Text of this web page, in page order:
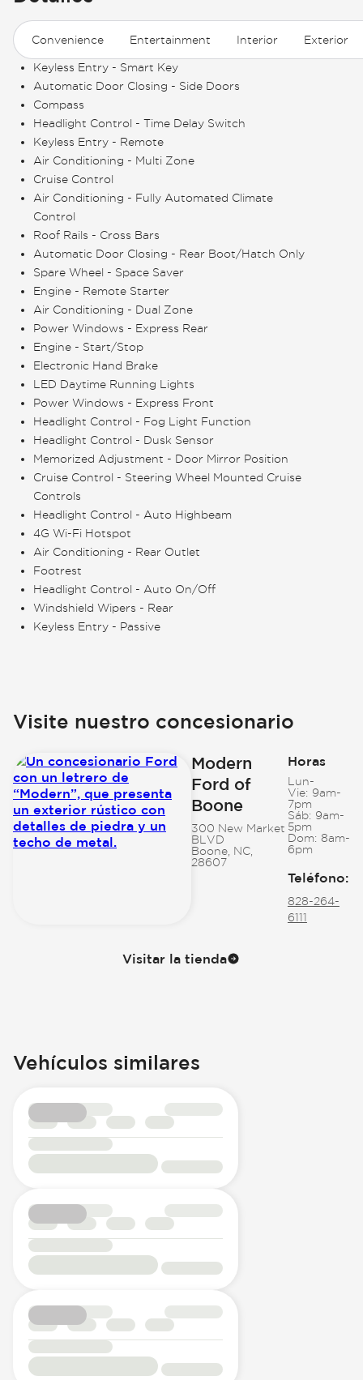
Convenience Entertainment Interior Exterior
Keyless Entry - Smart Key
Automatic Door Closing - Side Doors
Compass
Headlight Control - Time Delay Switch
Keyless Entry - Remote
Air Conditioning - Multi Zone
Cruise Control
Air Conditioning - Fully Automated Climate
Control
Roof Rails - Cross Bars
Automatic Door Closing - Rear Boot/Hatch Only
Spare Wheel - Space Saver
Engine - Remote Starter
Air Conditioning - Dual Zone
Power Windows - Express Rear
Engine - Start/Stop
Electronic Hand Brake
LED Daytime Running Lights
Power Windows - Express Front
Headlight Control - Fog Light Function
Headlight Control - Dusk Sensor
Memorized Adjustment - Door Mirror Position
Cruise Control - Steering Wheel Mounted Cruise
Controls
Headlight Control - Auto Highbeam
4G Wi-Fi Hotspot
Air Conditioning - Rear Outlet
Footrest
Headlight Control - Auto On/Off
Windshield Wipers - Rear
Keyless Entry - Passive
Visite nuestro concesionario
Modern
Ford of
Boone
300 New Market
BLVD
Boone, NC,
28607
Horas
Lun-
Vie: 9am-
7pm
Sáb: 9am-
5pm
Dom: 8am-
6pm
Teléfono:
828-264-
6111
Visitar la tienda
Vehículos similares